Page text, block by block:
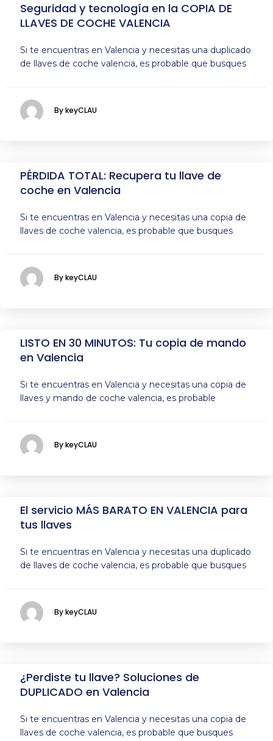
Seguridad y tecnología en la COPIA DE
LLAVES DE COCHE VALENCIA
Si te encuentras en Valencia y necesitas una duplicado
de llaves de coche valencia, es probable que busques
By keyCLAU
PÉRDIDA TOTAL: Recupera tu llave de
coche en Valencia
Si te encuentras en Valencia y necesitas una copia de
llaves de coche valencia, es probable que busques
By keyCLAU
LISTO EN 30 MINUTOS: Tu copia de mando
en Valencia
Si te encuentras en Valencia y necesitas una copia de
llaves y mando de coche valencia, es probable
By keyCLAU
El servicio MÁS BARATO EN VALENCIA para
tus llaves
Si te encuentras en Valencia y necesitas una duplicado
de llaves de coche valencia, es probable que busques
By keyCLAU
¿Perdiste tu llave? Soluciones de
DUPLICADO en Valencia
Si te encuentras en Valencia y necesitas una copia de
llaves de coche valencia, es probable que busques